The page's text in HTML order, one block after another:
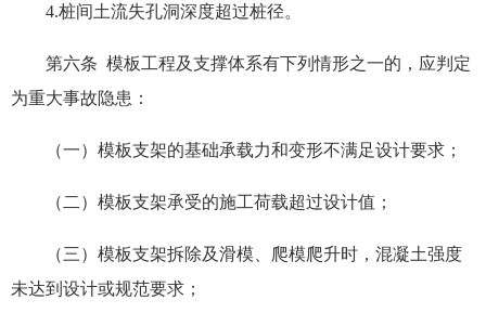
4.桩间土流失孔洞深度超过桩径。
第六条 模板工程及支撑体系有下列情形之一的，应判定
为重大事故隐患：
（一）模板支架的基础承载力和变形不满足设计要求；
（二）模板支架承受的施工荷载超过设计值；
（三）模板支架拆除及滑模、爬模爬升时，混凝土强度
未达到设计或规范要求；